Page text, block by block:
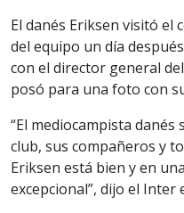
El danés Eriksen visitó el
del equipo un día
con el director general
posó para una foto con
“El mediocampista
club, sus compañeros y
Eriksen está bien y en
excepcional”, dijo el Inter